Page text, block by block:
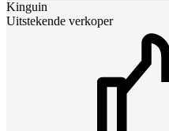
Kinguin
Uitstekende verkoper